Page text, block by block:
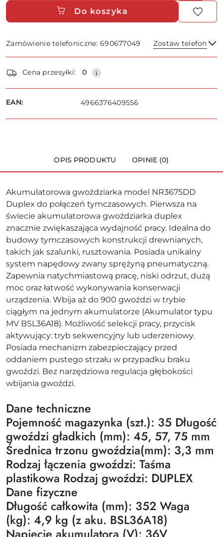
Do koszyka
Zamówienie telefoniczne: 690677049 Zostaw telefon
Wyślij
Dostępność
i
dostawa
Cena przesyłki: 0
EAN: 4966376409556
OPIS PRODUKTU OPINIE (0)
Akumulatorowa gwoździarka model NR3675DD
Duplex do połączeń tymczasowych. Pierwsza na
świecie akumulatorowa gwoździarka duplex
znacznie zwiękaszająca wydajność pracy. Idealna do
budowy tymczasowych konstrukcji drewnianych,
takich jak szalunki, rusztowania. Posiada unikalny
system napędowy zwany sprężyną pneumatyczną.
Zapewnia natychmiastową pracę, niski odrzut, dużą
moc oraz łatwość wykonywania konserwacji
urządzenia. Wbija aż do 900 gwoździ w trybie
ciągłym na jednym akumulatorze (Akumulator typu
MV BSL36A18). Możliwość selekcji pracy, przycisk
aktywujący: tryb sekwencyjny lub uderzeniowy.
Posiada mechanizm zabezpieczający przed
oddaniem pustego strzału w przypadku braku
gwoździ. Bez narzędziowa regulacja głębokości
wbijania gwoździ.
Dane techniczne
Pojemność magazynka (szt.): 35 Długość
gwoździ gładkich (mm): 45, 57, 75 mm
Średnica trzonu gwoździa(mm): 3,3 mm
Rodzaj łączenia gwoździ: Taśma
plastikowa Rodzaj gwoździ: DUPLEX
Dane fizyczne
Długość całkowita (mm): 352 Waga
(kg): 4,9 kg (z aku. BSL36A18)